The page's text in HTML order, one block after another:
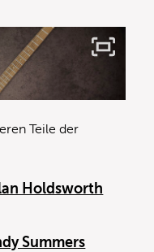
Teile der
Holdsworth
Summers